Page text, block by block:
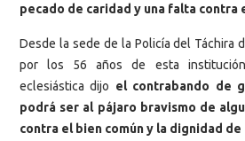
pecado de caridad y una falta contra
Desde la sede de la Policía del Táchira
por los 56 años de esta
eclesiástica dijo el contrabando de
podrá ser al pájaro bravismo de
contra el bien común y la dignidad de